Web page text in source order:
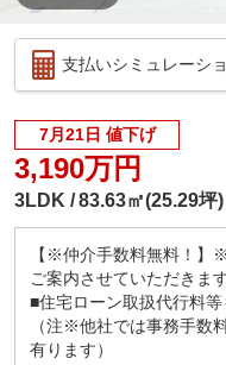
支払いシミュレーシ
7月21日 値下げ
3,190万円
3LDK 83.63㎡(25.29坪)
【※仲介手数料無料！】
ご案内させていただきま
■住宅ローン取扱代行料等
（注※他社では事務手数
有ります）